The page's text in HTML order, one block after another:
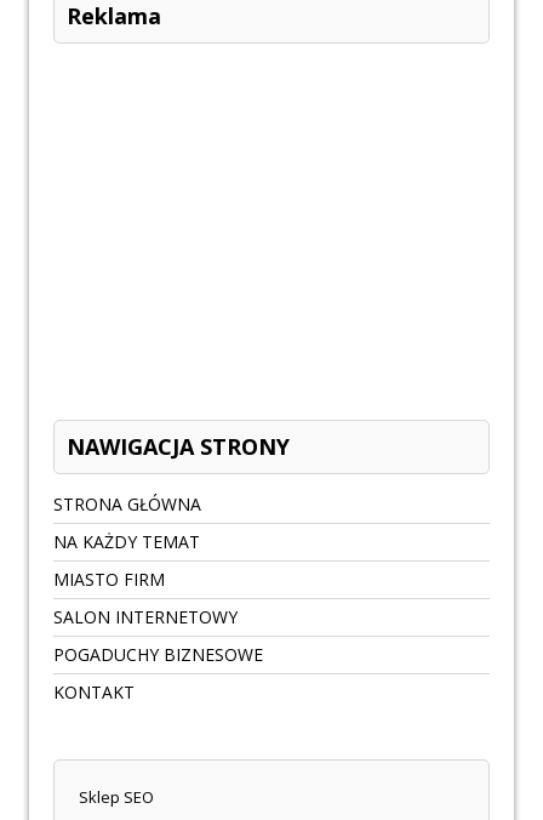
Reklama
NAWIGACJA STRONY
STRONA GŁÓWNA
NA KAŻDY TEMAT
MIASTO FIRM
SALON INTERNETOWY
POGADUCHY BIZNESOWE
KONTAKT
Sklep SEO